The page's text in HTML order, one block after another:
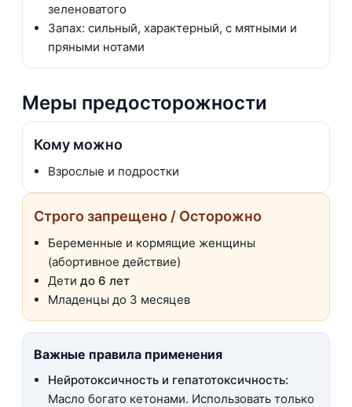
зеленоватого
Запах: сильный, характерный, с мятными и
пряными нотами
Меры предосторожности
Кому можно
Взрослые и подростки
Строго запрещено / Осторожно
Беременные и кормящие женщины
(абортивное действие)
Дети до 6 лет
Младенцы до 3 месяцев
Важные правила применения
Нейротоксичность и гепатотоксичность:
Масло богато кетонами. Использовать только